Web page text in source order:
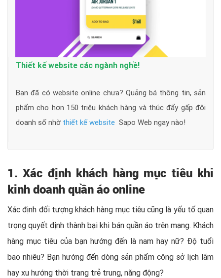
Thiết kế website các ngành nghề!
Bạn đã có website online chưa? Quảng bá thông tin, sản
phẩm cho hơn 150 triệu khách hàng và thúc đẩy gấp đôi
doanh số nhờ thiết kế website Sapo Web ngay nào!
1. Xác định khách hàng mục tiêu khi
kinh doanh quần áo online
Xác định đối tượng khách hàng mục tiêu cũng là yếu tố quan
trọng quyết định thành bại khi bán quần áo trên mạng. Khách
hàng mục tiêu của bạn hướng đến là nam hay nữ? Độ tuổi
bao nhiêu? Bạn hướng đến dòng sản phẩm công sở lịch lãm
hay xu hướng thời trang trẻ trung, năng động?